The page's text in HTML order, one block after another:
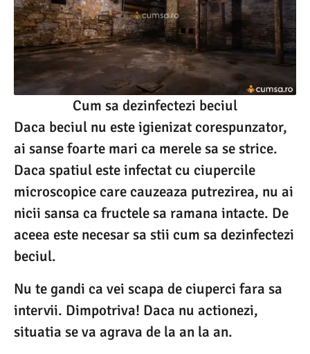
Cum sa dezinfectezi beciul
Daca beciul nu este igienizat corespunzator,
ai sanse foarte mari ca merele sa se strice.
Daca spatiul este infectat cu ciupercile
microscopice care cauzeaza putrezirea, nu ai
nicii sansa ca fructele sa ramana intacte. De
aceea este necesar sa stii cum sa dezinfectezi
beciul.
Nu te gandi ca vei scapa de ciuperci fara sa
intervii. Dimpotriva! Daca nu actionezi,
situatia se va agrava de la an la an.